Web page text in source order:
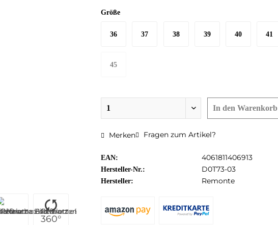
360°
Größe
36 37 38 39 40 41
45
In den Warenkorb
Merken Fragen zum Artikel?
EAN: 4061811406913
Hersteller-Nr.: D0T73-03
Hersteller: Remonte